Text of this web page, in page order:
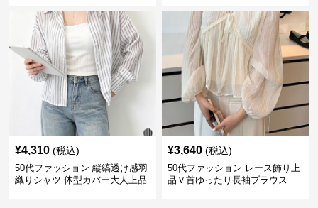
¥4,310 (税込)
50代ファッション 縦縞透け感羽
織りシャツ 体型カバー大人上品
¥3,640 (税込)
50代ファッション レース飾り上
品Ｖ首ゆったり長袖ブラウス